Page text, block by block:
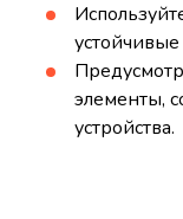
элементы,
устройства.